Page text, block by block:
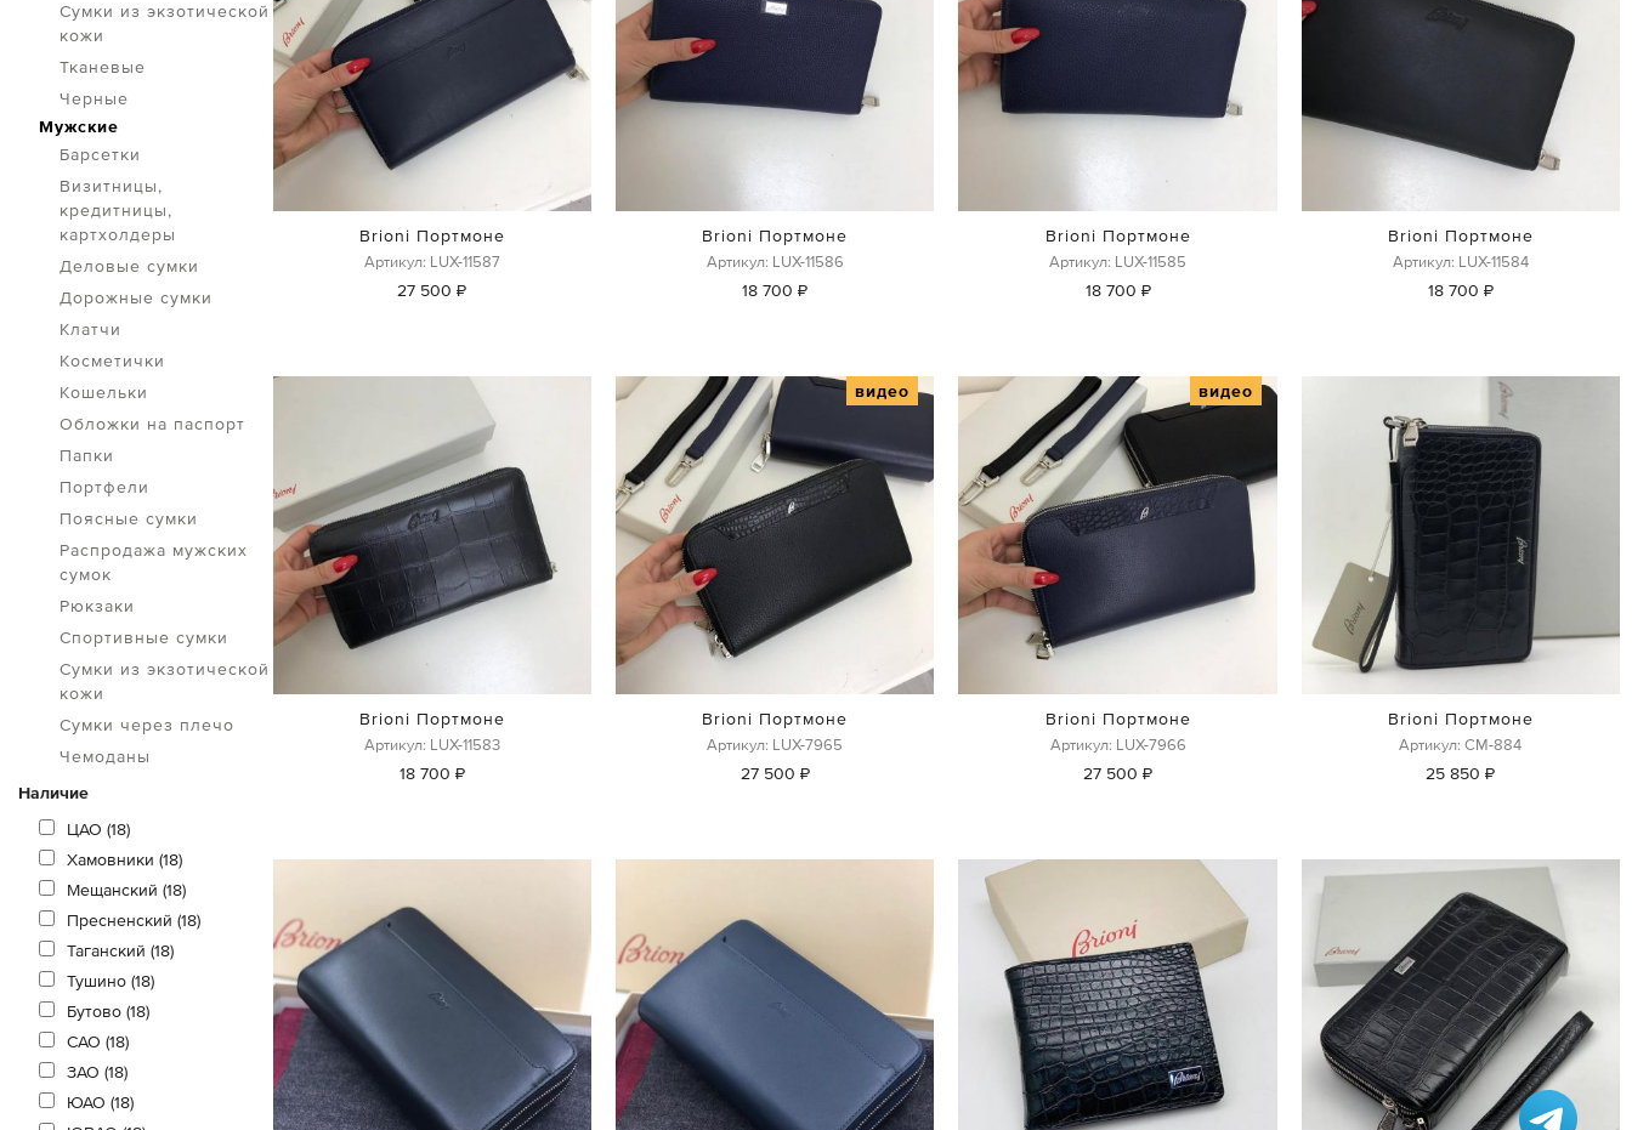
Сумки из экзотической
кожи
Тканевые
Черные
Мужские
Барсетки
Визитницы,
кредитницы,
картхолдеры
Деловые сумки
Дорожные сумки
Клатчи
Косметички
Кошельки
Обложки на паспорт
Папки
Портфели
Поясные сумки
Распродажа мужских
сумок
Рюкзаки
Спортивные сумки
Сумки из экзотической
кожи
Сумки через плечо
Чемоданы
Наличие
ЦАО (18)
Хамовники (18)
Мещанский (18)
Пресненский (18)
Таганский (18)
Тушино (18)
Бутово (18)
САО (18)
ЗАО (18)
ЮАО (18)
Brioni Портмоне
Артикул: LUX-11587
27 500 ₽
Brioni Портмоне
Артикул: LUX-11586
18 700 ₽
Brioni Портмоне
Артикул: LUX-11585
18 700 ₽
Brioni Портмоне
Артикул: LUX-11584
18 700 ₽
Brioni Портмоне
Артикул: LUX-11583
18 700 ₽
видео
Brioni Портмоне
Артикул: LUX-7965
27 500 ₽
видео
Brioni Портмоне
Артикул: LUX-7966
27 500 ₽
Brioni Портмоне
Артикул: СМ-884
25 850 ₽